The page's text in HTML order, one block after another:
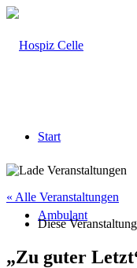
Start
Ambulant
« Alle Veranstaltungen
Diese
„Zu guter